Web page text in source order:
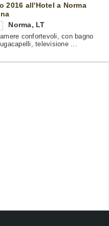
2016 all'Hotel a Norma
Norma, LT
confortevoli, con bagno
televisione ...